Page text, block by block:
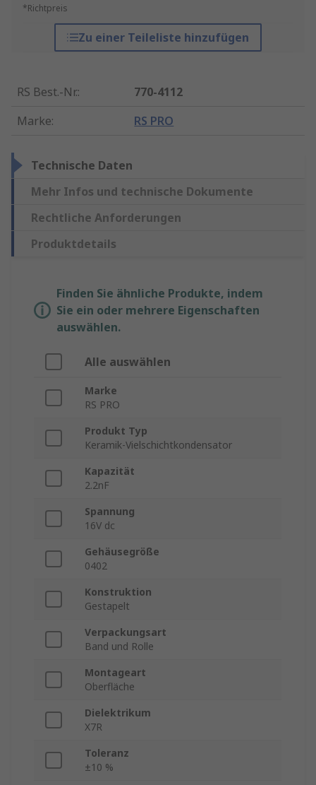
*Richtpreis
Zu einer Teileliste hinzufügen
RS Best.-Nr.:
770-4112
Marke: RS PRO
Technische Daten
Mehr Infos und technische Dokumente
Rechtliche Anforderungen
Produktdetails
Finden Sie ähnliche Produkte, indem
Sie ein oder mehrere Eigenschaften
auswählen.
Alle auswählen
Marke
RS PRO
Produkt Typ
Keramik-Vielschichtkondensator
Kapazität
2.2nF
Spannung
16V dc
Gehäusegröße
0402
Konstruktion
Gestapelt
Verpackungsart
Band und Rolle
Montageart
Oberfläche
Dielektrikum
X7R
Toleranz
±10 %